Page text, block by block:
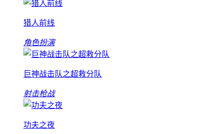
猎人前线
角色扮演
巨神战击队之超救分队
射击枪战
功夫之夜